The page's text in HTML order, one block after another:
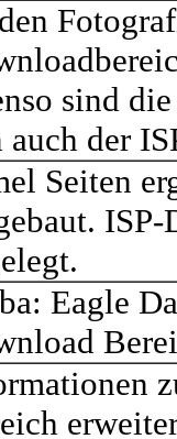
sind
auch der
Seiten
Eagle